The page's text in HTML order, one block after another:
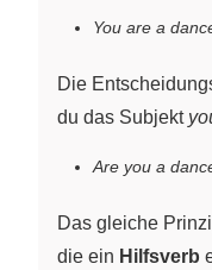
You are a
Die
du das Subjekt
Are you a
Das gleiche
die ein Hilfsverb